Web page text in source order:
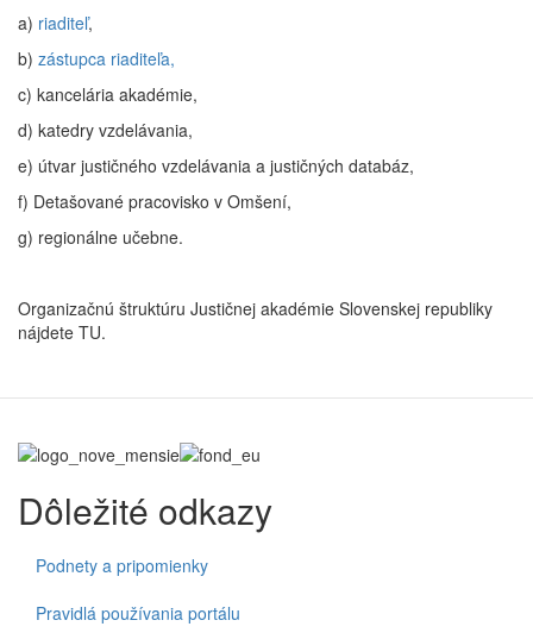
a) riaditeľ,
b) zástupca riaditeľa,
c) kancelária akadémie,
d) katedry vzdelávania,
e) útvar justičného vzdelávania a justičných databáz,
f) Detašované pracovisko v Omšení,
g) regionálne učebne.
Organizačnú štruktúru Justičnej akadémie Slovenskej republiky
nájdete TU.
Dôležité odkazy
Podnety a pripomienky
Pravidlá používania portálu